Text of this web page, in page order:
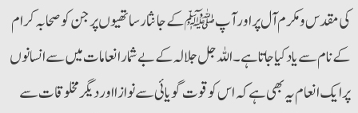
کی مقدس و مکرم آل پر اور آپﷺ کے جانثار ساتھیوں پر جن کو صحابہ کرام
کے نام سے یاد کیا جاتا ہے۔ اللہ جل جلالہ کے بے شمار انعامات میں سے انسانوں
پر ایک انعام یہ بھی ہے کہ اس کو قوت گویائی سے نوازا اور دیگر مخلوقات سے